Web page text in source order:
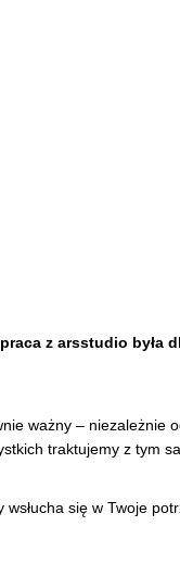
z arsstudio
ważny – niezależnie
traktujemy z tym
się w Twoje